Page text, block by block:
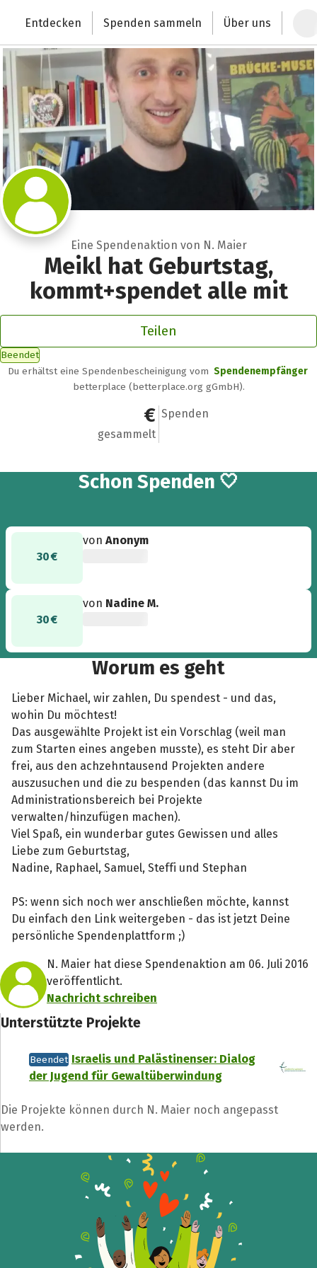
Deutschlands größte Spendenplattform
Entdecken Spenden sammeln Über uns
Eine Spendenaktion von N. Maier
Meikl hat Geburtstag,
kommt+spendet alle mit
Teilen
Beendet
Du erhältst eine Spendenbescheinigung vom Spendenempfänger
betterplace (betterplace.org gGmbH).
60 €
gesammelt
2
Spenden
Schon 2
Spenden 🤍
30 €
vonAnonym
30 €
von Nadine M.
Worum es geht
Lieber Michael, wir zahlen, Du spendest - und das,
wohin Du möchtest!
Das ausgewählte Projekt ist ein Vorschlag (weil man
zum Starten eines angeben musste), es steht Dir aber
frei, aus den achzehntausend Projekten andere
auszusuchen und die zu bespenden (das kannst Du im
Administrationsbereich bei Projekte
verwalten/hinzufügen machen).
Viel Spaß, ein wunderbar gutes Gewissen und alles
Liebe zum Geburtstag,
Nadine, Raphael, Samuel, Steffi und Stephan
PS: wenn sich noch wer anschließen möchte, kannst
Du einfach den Link weitergeben - das ist jetzt Deine
persönliche Spendenplattform ;)
N. Maier hat diese Spendenaktion am 06. Juli 2016
veröffentlicht.
Nachricht schreiben
Unterstützte Projekte
Beendet Israelis und Palästinenser: Dialog
der Jugend für Gewaltüberwindung
Die Projekte können durch N. Maier noch angepasst
werden.